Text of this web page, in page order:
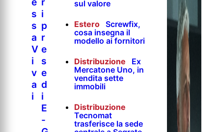
s
s
a
V
i
v
a
i
i
p
r
e
s
e
d
i
E
-
sul valore
Estero
Screwfix,
cosa insegna il
modello ai fornitori
Distribuzione
Ex
Mercatone Uno, in
vendita sette
immobili
Distribuzione
Tecnomat
trasferisce la sede